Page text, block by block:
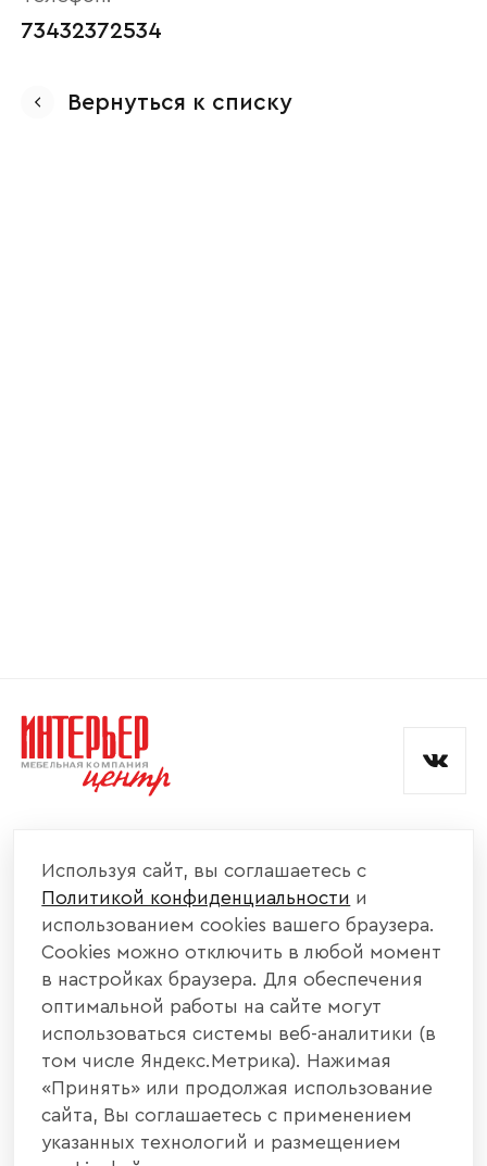
73432372534
Вернуться к списку
КАТАЛОГ МЕБЕЛИ
ИНФОРМАЦИЯ
НАШИ КОНТАКТЫ
+7 800 700 20 58
440004, г. Пенза, ул. Рябова, д. 31
Используя сайт, вы соглашаетесь с
Политикой конфиденциальности и
использованием cookies вашего браузера.
Cookies можно отключить в любой момент
в настройках браузера. Для обеспечения
оптимальной работы на сайте могут
использоваться системы веб-аналитики (в
том числе Яндекс.Метрика). Нажимая
«Принять» или продолжая использование
сайта, Вы соглашаетесь с применением
указанных технологий и размещением